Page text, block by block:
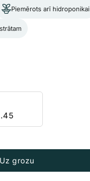
Piemērots arī hidroponikai
Uz grozu